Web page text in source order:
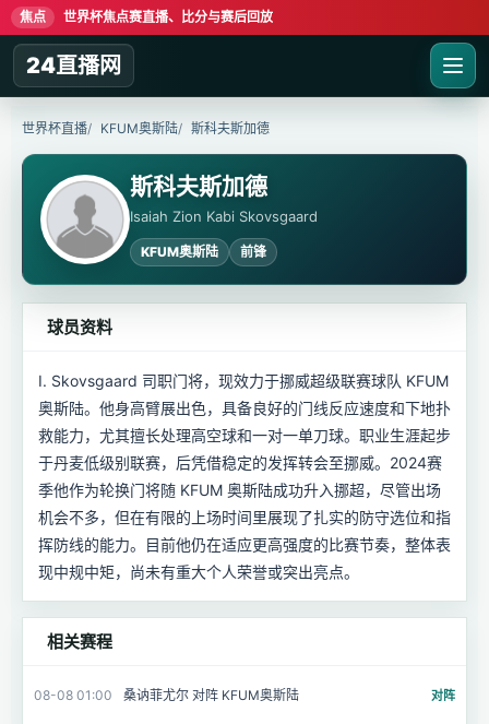
焦点 世界杯焦点赛直播、比分与赛后回放
24直播网
世界杯直播 KFUM奥斯陆 斯科夫斯加德
斯科夫斯加德
Isaiah Zion Kabi Skovsgaard
KFUM奥斯陆 前锋
球员资料
I. Skovsgaard 司职门将，现效力于挪威超级联赛球队 KFUM
奥斯陆。他身高臂展出色，具备良好的门线反应速度和下地扑
救能力，尤其擅长处理高空球和一对一单刀球。职业生涯起步
于丹麦低级别联赛，后凭借稳定的发挥转会至挪威。2024赛
季他作为轮换门将随 KFUM 奥斯陆成功升入挪超，尽管出场
机会不多，但在有限的上场时间里展现了扎实的防守选位和指
挥防线的能力。目前他仍在适应更高强度的比赛节奏，整体表
现中规中矩，尚未有重大个人荣誉或突出亮点。
相关赛程
08-08 01:00 桑讷菲尤尔 对阵 KFUM奥斯陆 对阵